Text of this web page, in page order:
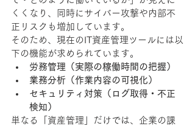
くくなり、同時にサイバー攻撃や内部不
正リスクも増加しています。
そのため、現在のIT資産管理ツールには以
下の機能が求められています。
労務管理（実際の稼働時間の把握）
業務分析（作業内容の可視化）
セキュリティ対策（ログ取得・不正
検知）
単なる「資産管理」だけでは、企業の課